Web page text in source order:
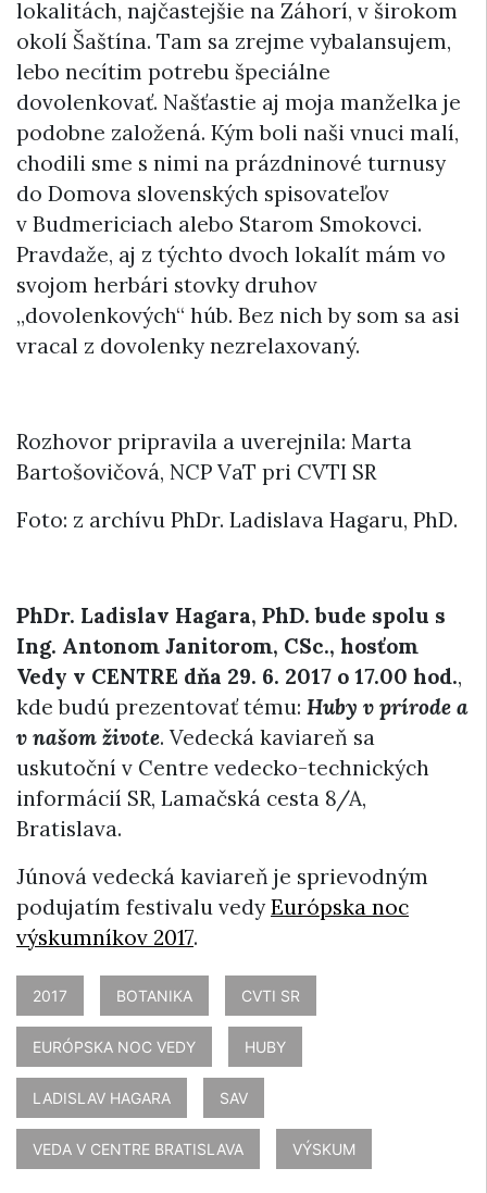
lokalitách, najčastejšie na Záhorí, v širokom
okolí Šaštína. Tam sa zrejme vybalansujem,
lebo necítim potrebu špeciálne
dovolenkovať. Našťastie aj moja manželka je
podobne založená. Kým boli naši vnuci malí,
chodili sme s nimi na prázdninové turnusy
do Domova slovenských spisovateľov
v Budmericiach alebo Starom Smokovci.
Pravdaže, aj z týchto dvoch lokalít mám vo
svojom herbári stovky druhov
„dovolenkových“ húb. Bez nich by som sa asi
vracal z dovolenky nezrelaxovaný.
Rozhovor pripravila a uverejnila: Marta
Bartošovičová, NCP VaT pri CVTI SR
Foto: z archívu PhDr. Ladislava Hagaru, PhD.
PhDr. Ladislav Hagara, PhD. bude spolu s
Ing. Antonom Janitorom, CSc., hosťom
Vedy v CENTRE dňa 29. 6. 2017 o 17.00 hod.,
kde budú prezentovať tému: Huby v prírode a
v našom živote. Vedecká kaviareň sa
uskutoční v Centre vedecko-technických
informácií SR, Lamačská cesta 8/A,
Bratislava.
Júnová vedecká kaviareň je sprievodným
podujatím festivalu vedyEurópska noc
výskumníkov 2017.
2017 BOTANIKA CVTI SR
EURÓPSKA NOC VEDY HUBY
LADISLAV HAGARA SAV
VEDA V CENTRE BRATISLAVA VÝSKUM